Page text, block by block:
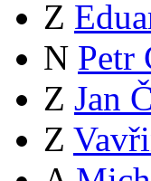
Z
N Petr
Z Jan
Z